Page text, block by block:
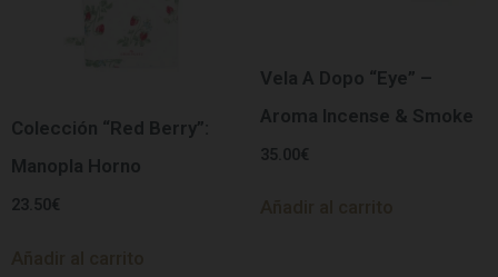
Colección “Red Berry”:
Manopla Horno
23.50 €
Vela A Dopo “Eye” –
Aroma Incense & Smoke
35.00€